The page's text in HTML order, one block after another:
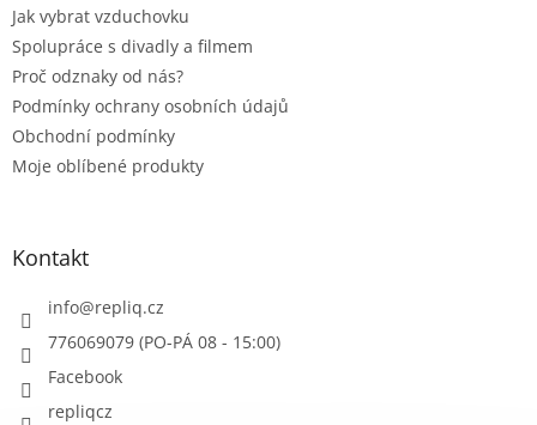
Jak vybrat vzduchovku
Spolupráce s divadly a filmem
Proč odznaky od nás?
Podmínky ochrany osobních údajů
Obchodní podmínky
Moje oblíbené produkty
Kontakt
info@repliq.cz
776069079 (PO-PÁ 08 - 15:00)
Facebook
repliqcz